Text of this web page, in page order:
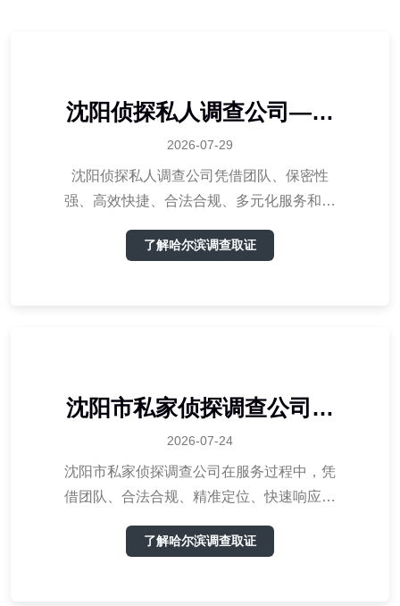
沈阳侦探私人调查公司——
揭秘侦探私人调查服务的优
势
2026-07-29
沈阳侦探私人调查公司凭借团队、保密性
强、高效快捷、合法合规、多元化服务和客
们以良好态度，为您提供优质的侦探服务，
了解哈尔滨调查取证
沈阳市私家侦探调查公司服
务优势
2026-07-24
沈阳市私家侦探调查公司在服务过程中，凭
借团队、合法合规、精准定位、快速响应、
大客户的信赖。在选择私家侦探调查公司
了解哈尔滨调查取证